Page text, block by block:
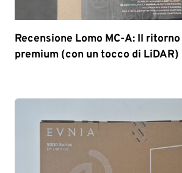
Recensione Lomo MC-A: Il
premium (con un tocco di LiDAR)